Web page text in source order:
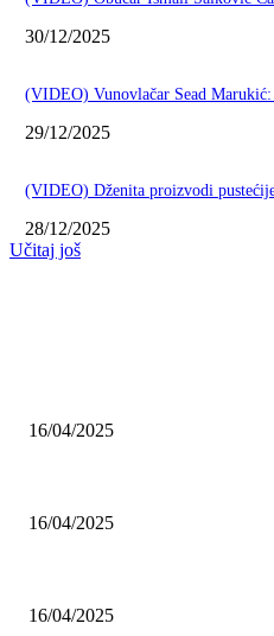
30/12/2025
(VIDEO) Vunovlačar Sead
29/12/2025
(VIDEO) Dženita proizvodi
28/12/2025
Učitaj još
16/04/2025
16/04/2025
16/04/2025